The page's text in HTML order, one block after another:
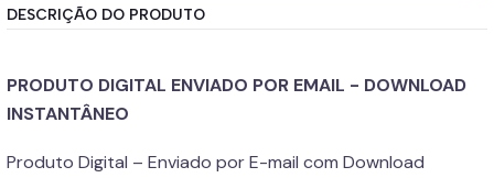
DESCRIÇÃO DO PRODUTO
PRODUTO DIGITAL ENVIADO POR EMAIL - DOWNLOAD
INSTANTÂNEO
Produto Digital – Enviado por E-mail com Download